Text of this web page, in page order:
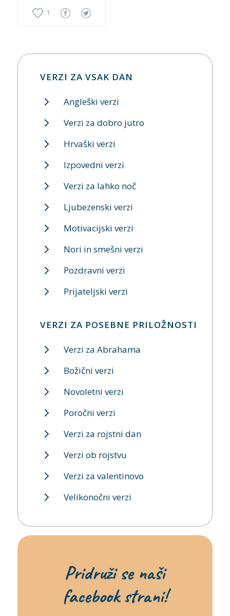
1
VERZI ZA VSAK DAN
Angleški verzi
Verzi za dobro jutro
Hrvaški verzi
Izpovedni verzi
Verzi za lahko noč
Ljubezenski verzi
Motivacijski verzi
Nori in smešni verzi
Pozdravni verzi
Prijateljski verzi
VERZI ZA POSEBNE PRILOŽNOSTI
Verzi za Abrahama
Božični verzi
Novoletni verzi
Poročni verzi
Verzi za rojstni dan
Verzi ob rojstvu
Verzi za valentinovo
Velikonočni verzi
Pridruži se naši
facebook strani!